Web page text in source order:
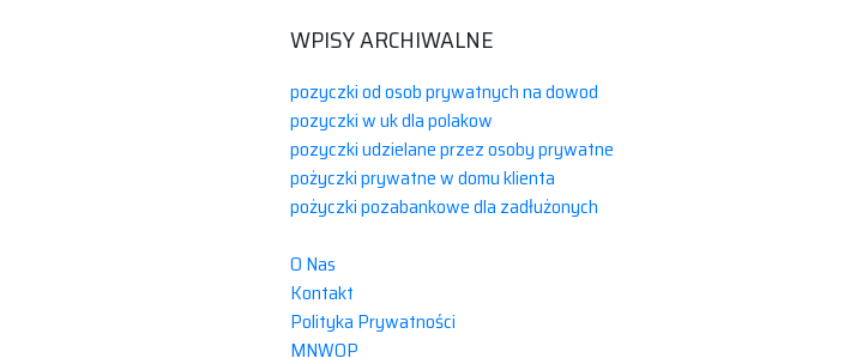
WPISY ARCHIWALNE
pozyczki od osob prywatnych na dowod
pozyczki w uk dla polakow
pozyczki udzielane przez osoby prywatne
pożyczki prywatne w domu klienta
pożyczki pozabankowe dla zadłużonych
O Nas
Kontakt
Polityka Prywatności
MNWOP